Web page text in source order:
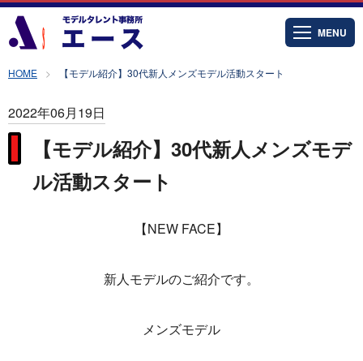
MENU
HOME 【モデル紹介】30代新人メンズモデル活動スタート
2022年06月19日
【モデル紹介】30代新人メンズモデ
ル活動スタート
【NEW FACE】
新人モデルのご紹介です。
メンズモデル